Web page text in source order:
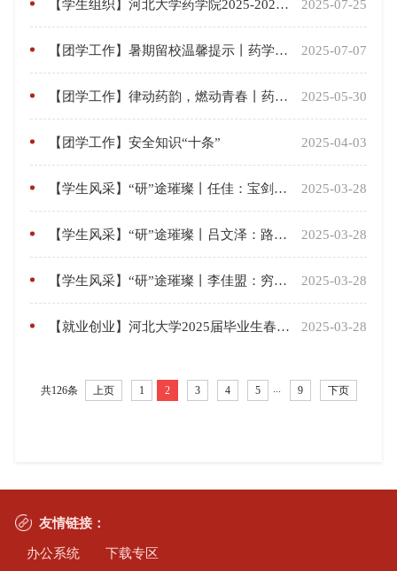
2025-07-25
【学生组织】河北大学药学院2025-2026学年团委学生会成员
2025-07-07
【团学工作】暑期留校温馨提示丨药学院致全体留宿同学的一封信
2025-05-30
【团学工作】律动药韵，燃动青春丨药学院健美操队在河北大学第三十六届健美操大赛中勇夺八强
2025-04-03
【团学工作】安全知识“十条”
2025-03-28
【学生风采】“研”途璀璨丨任佳：宝剑锋从磨砺出，梅花香自苦寒来
2025-03-28
【学生风采】“研”途璀璨丨吕文泽：路虽远行则将至，事虽难做则必成
2025-03-28
【学生风采】“研”途璀璨丨李佳盟：穷且益坚，不坠青云之志
2025-03-28
【就业创业】河北大学2025届毕业生春季线下“职达未来，毕然有你”生药专场学科类双选会（第一场）顺利举办
共126条 上页 1 2 3 4 5 ... 9 下页
友情链接：
办公系统
下载专区